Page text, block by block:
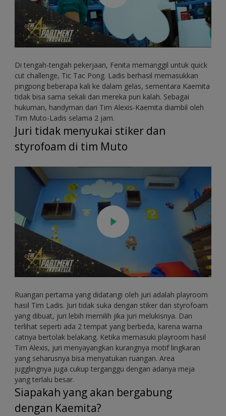
Di tengah-tengah pekerjaan, Fenita memanggil untuk quick
cut challenge, Tic Tac Pong. Ladis berhasil memasukkan
pingpong beberapa kali ke dalam gelas, sementara Kaemita
tidak bisa sama sekali dan mereka pun kalah. Sebagai
hukuman, handyman dari Tim Alexis-Kaemita diambil oleh
Tim Muto-Ladis selama 2 jam.
Juri tidak menyukai stiker dan
styrofoam di tim Muto
Ruangan pertama yang didatangi oleh juri adalah playroom
hasil Tim Ladis. Juri tidak suka dengan stiker dan styrofoam
yang dibuat, juri lebih memilih jika juri melukisnya. Dan
terlihat seperti ada 2 tempat yang berbeda, karena warna
catnya bertolak belakang. Ketika memasuki playroom hasil
Tim Alexis, juri menyayangkan kurangnya motif lingkaran
yang seharusnya bisa menyatukan ruangan. Area
jugglingnya juga cukup terganggu dengan adanya meja
yang terlalu besar.
Siapakah yang akan bergabung
dengan Kaemita?